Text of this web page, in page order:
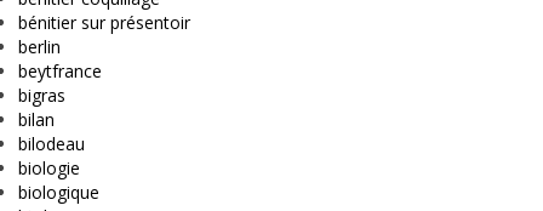
bénitier sur présentoir
berlin
beytfrance
bigras
bilan
bilodeau
biologie
biologique